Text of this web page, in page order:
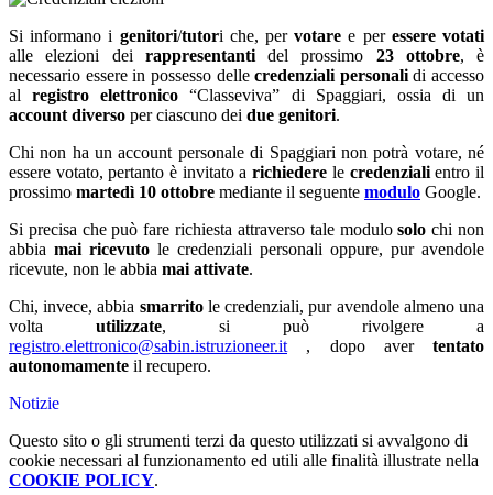
Si informano i genitori/tutori che, pervotare e per essere votati
alle elezioni dei rappresentantidel prossimo 23 ottobre, è
necessario essere in possesso dellecredenziali personalidi accesso
alregistro elettronico “Classeviva” di Spaggiari, ossia di un
account diverso per ciascuno dei due genitori.
Chi non ha un account personale di Spaggiari non potrà votare, né
essere votato, pertanto è invitato arichiedere le credenzialientro il
prossimo martedì 10 ottobre mediante il seguente modulo Google.
Si precisa che può fare richiesta attraverso tale modulosolo chi non
abbia mai ricevuto le credenziali personali oppure, pur avendole
ricevute, non le abbia mai attivate.
Chi, invece, abbia smarritole credenziali, pur avendole almeno una
volta utilizzate, si può rivolgere a
registro.elettronico@sabin.istruzioneer.it , dopo aver tentato
autonomamente il recupero.
Notizie
Questo sito o gli strumenti terzi da questo utilizzati si avvalgono di
cookie necessari al funzionamento ed utili alle finalità illustrate nella
COOKIE POLICY.